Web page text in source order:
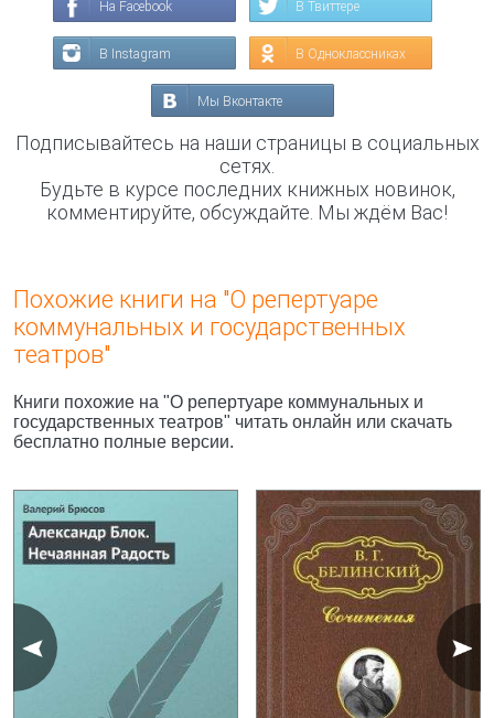
На Facebook В Твиттере
В Instagram В Одноклассниках
Мы Вконтакте
Подписывайтесь на наши страницы в социальных
сетях.
Будьте в курсе последних книжных новинок,
комментируйте, обсуждайте. Мы ждём Вас!
Похожие книги на "О репертуаре
коммунальных и государственных
театров"
Книги похожие на "О репертуаре коммунальных и
государственных театров" читать онлайн или скачать
бесплатно полные версии.